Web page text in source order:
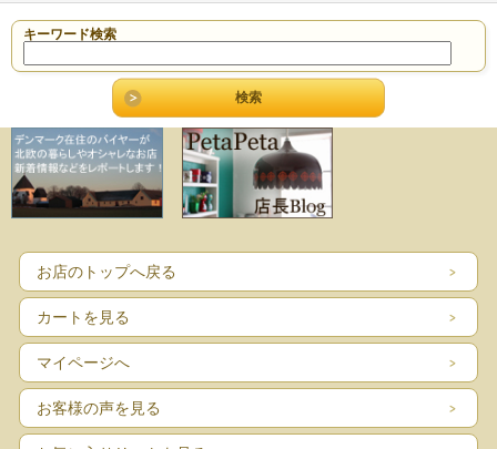
キーワード検索
お店のトップへ戻る
カートを見る
マイページへ
お客様の声を見る